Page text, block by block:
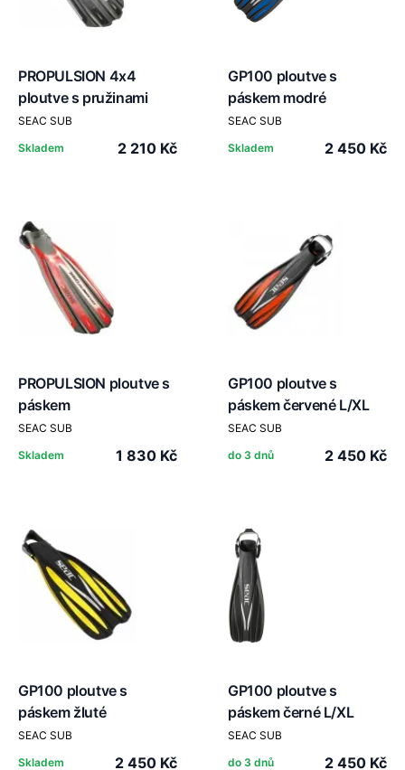
PROPULSION 4x4
ploutve s pružinami
SEAC SUB
Skladem
2 210 Kč
GP100 ploutve s
páskem modré
SEAC SUB
Skladem
2 450 Kč
PROPULSION ploutve s
páskem
SEAC SUB
Skladem
1 830 Kč
GP100 ploutve s
páskem červené L/XL
SEAC SUB
do 3 dnů
2 450 Kč
GP100 ploutve s
páskem žluté
SEAC SUB
Skladem
2 450 Kč
GP100 ploutve s
páskem černé L/XL
SEAC SUB
do 3 dnů
2 450 Kč